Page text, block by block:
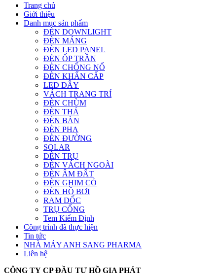
Trang chủ
Giới thiệu
Danh mục sản phẩm
ĐÈN DOWNLIGHT
ĐÈN MÁNG
ĐÈN LED PANEL
ĐÈN ỐP TRẦN
ĐÈN CHỐNG NỔ
ĐÈN KHẨN CẤP
LED DÂY
VÁCH TRANG TRÍ
ĐÈN CHÙM
ĐÈN THẢ
ĐÈN BÀN
ĐÈN PHA
ĐÈN ĐƯỜNG
SOLAR
ĐÈN TRỤ
ĐÈN VÁCH NGOÀI
ĐÈN ÂM ĐẤT
ĐÈN GHIM CỎ
ĐÈN HỒ BƠI
RAM DỐC
TRỤ CỔNG
Tem Kiểm Định
Công trình đã thực hiện
Tin tức
NHÀ MÁY ANH SANG PHARMA
Liên hệ
CÔNG TY CP ĐẦU TƯ HỒ GIA PHÁT